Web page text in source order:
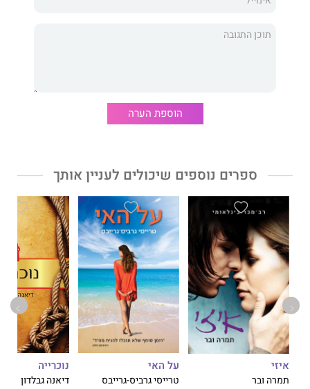
הוספת הערה
ספרים נוספים שיכולים לעניין אותך
איזי
תמרה ובר
על האי
טרייסי גרביס-גרייבס
נוכרייה
דיאנה גבלדון